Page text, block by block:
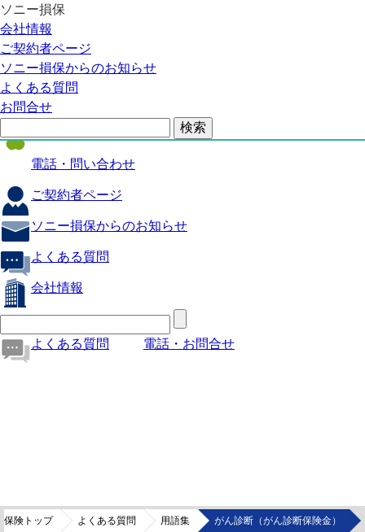
ソニー損保
会社情報
ご契約者ページ
ソニー損保からのお知らせ
よくある質問
お問合せ
自動車保険
医療保険
火災保険
海外旅行保険
電話・問い合わせ
ご契約者ページ
ソニー損保からのお知らせ
よくある質問
会社情報
よくある質問 電話・お問合せ
保険トップ よくある質問 用語集 がん診断（がん診断保険金）